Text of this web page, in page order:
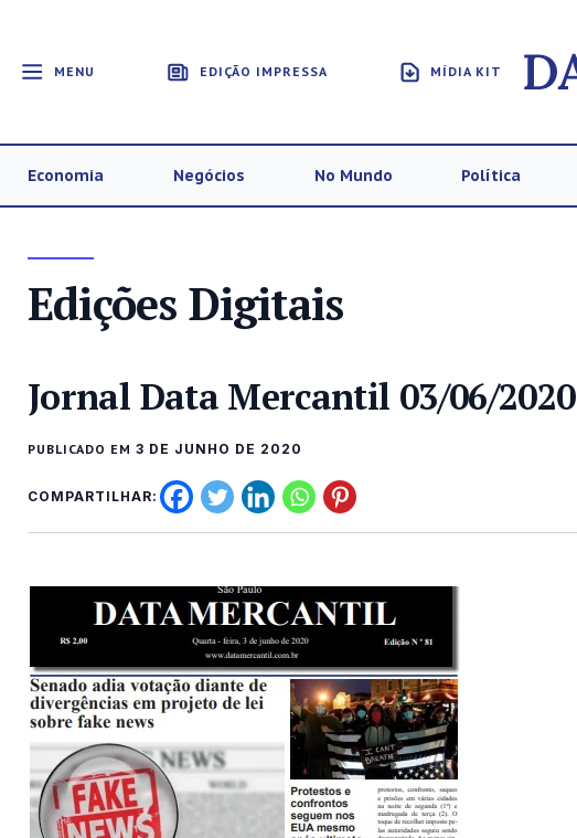
MENU EDIÇÃO IMPRESSA MÍDIA KIT
Economia Negócios No Mundo Política
Edições Digitais
Jornal Data Mercantil 03/06/2020
PUBLICADO EM 3 DE JUNHO DE 2020
COMPARTILHAR: